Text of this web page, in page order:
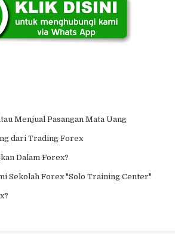
Menjual Pasangan Mata Uang
dari Trading Forex
Dalam Forex?
Sekolah Forex "Solo Training Center"